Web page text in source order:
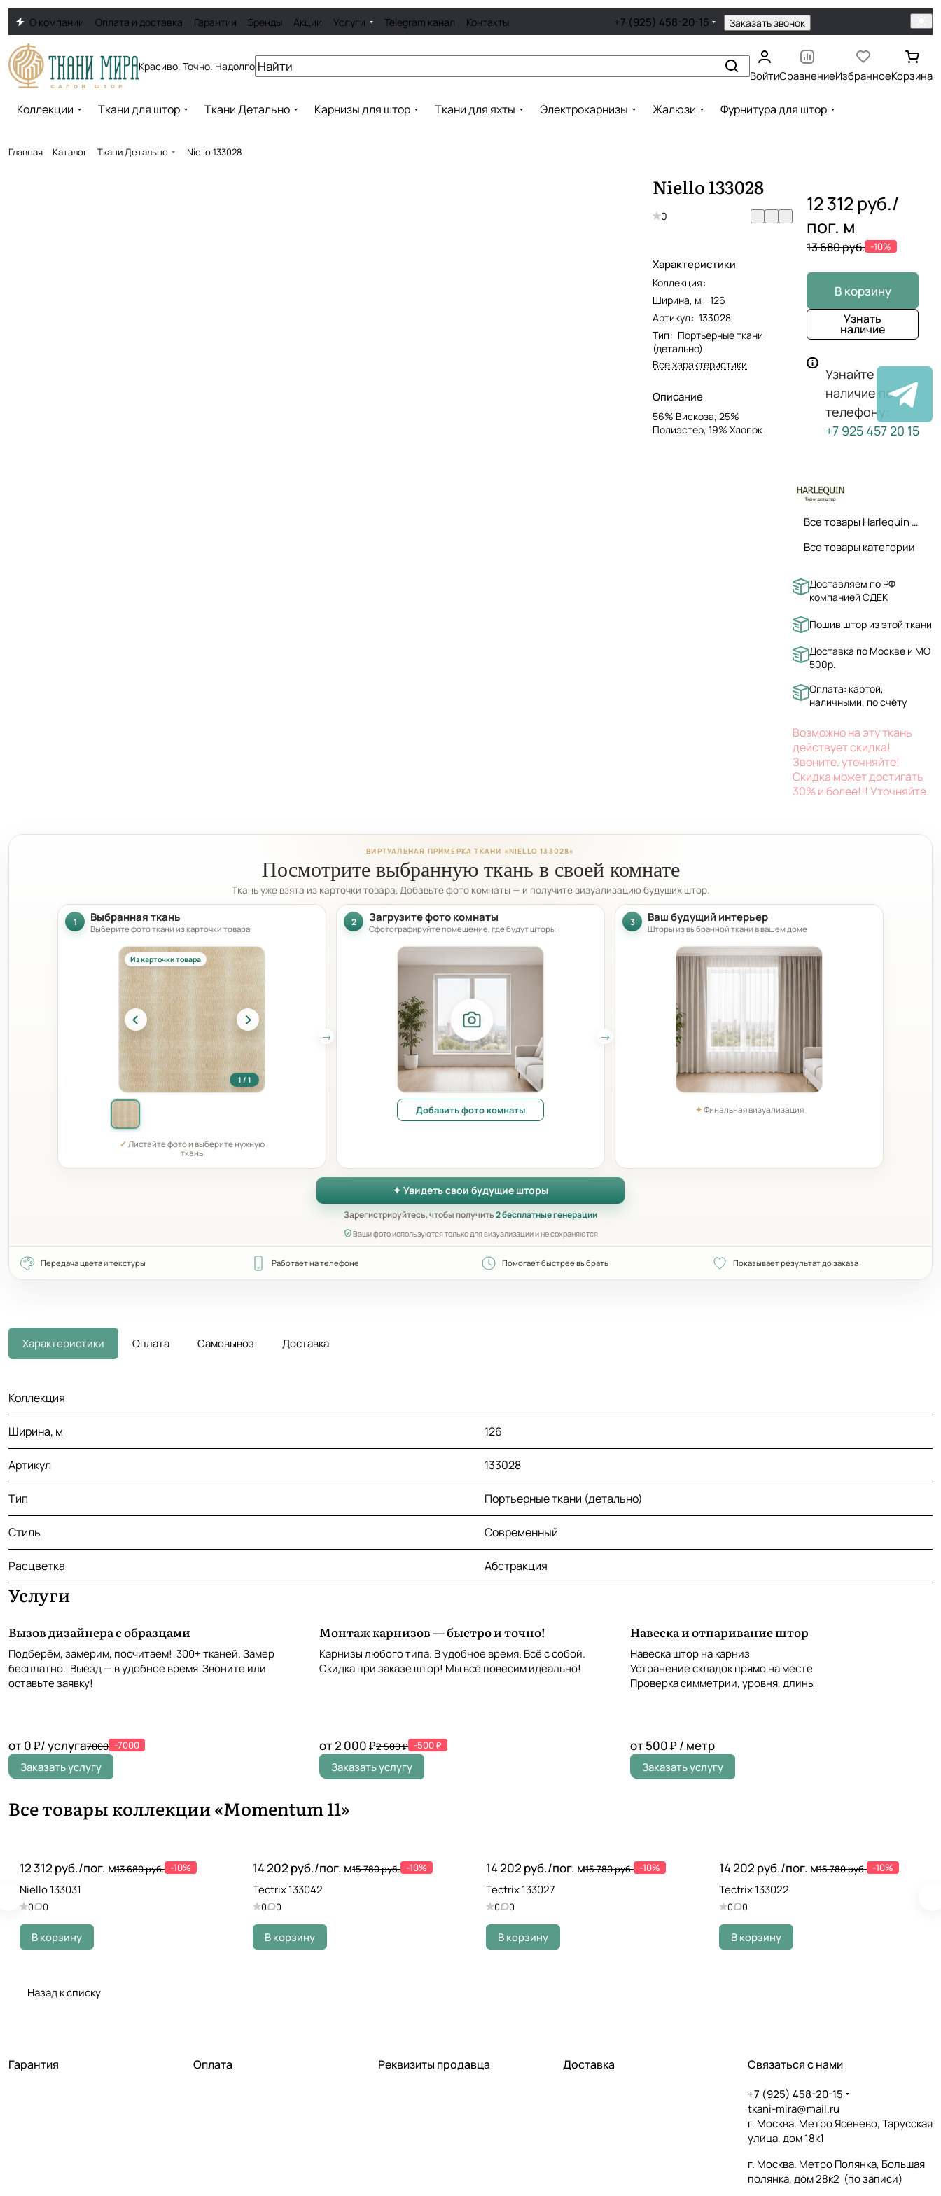
О компании Оплата и доставка Гарантии Бренды Акции Услуги Telegram канал Контакты +7 (925) 458-20-15 Заказать звонок
Красиво. Точно. Надолго
ВойтиСравнениеИзбранноеКорзина
Коллекции Ткани для штор Ткани Детально Карнизы для штор Ткани для яхты Электрокарнизы Жалюзи Фурнитура для штор
Главная Каталог Ткани Детально Niello 133028
Niello 133028
0
Характеристики
Коллекция:
Ширина, м: 126
Артикул: 133028
Тип: Портьерные ткани
(детально)
Все характеристики
Описание
56% Вискоза, 25%
Полиэстер, 19% Хлопок
12 312 руб./
пог. м
13 680 руб. -10%
В корзину
Узнать
наличие
Узнайте
наличие по
телефону:
+7 925 457 20 15
Все товары Harlequin ткани
Все товары категории
Доставляем по РФ
компанией СДЕК
Пошив штор из этой ткани
Доставка по Москве и МО
500р.
Оплата: картой,
наличными, по счёту
Возможно на эту ткань
действует скидка!
Звоните, уточняйте!
Скидка может достигать
30% и более!!! Уточняйте.
ВИРТУАЛЬНАЯ ПРИМЕРКА ТКАНИ «NIELLO 133028»
Посмотрите выбранную ткань в своей комнате
Ткань уже взята из карточки товара. Добавьте фото комнаты — и получите визуализацию будущих штор.
1 Выбранная ткань
Выберите фото ткани из карточки товара
Из карточки товара
1 / 1
✓Листайте фото и выберите нужную
ткань
2 Загрузите фото комнаты
Сфотографируйте помещение, где будут шторы
Добавить фото комнаты
3 Ваш будущий интерьер
Шторы из выбранной ткани в вашем доме
✦Финальная визуализация
✦ Увидеть свои будущие шторы
Зарегистрируйтесь, чтобы получить2 бесплатные генерации
Ваши фото используются только для визуализации и не сохраняются
Передача цвета и текстуры Работает на телефоне Помогает быстрее выбрать Показывает результат до заказа
Характеристики Оплата Самовывоз Доставка
Коллекция
Ширина, м 126
Артикул 133028
Тип Портьерные ткани (детально)
Стиль Современный
Расцветка Абстракция
Услуги
Вызов дизайнера с образцами
Подберём, замерим, посчитаем! 300+ тканей. Замер
бесплатно. Выезд — в удобное время Звоните или
оставьте заявку!
от 0 ₽/ услуга7000 -7000
Заказать услугу
Монтаж карнизов — быстро и точно!
Карнизы любого типа. В удобное время. Всё с собой.
Скидка при заказе штор! Мы всё повесим идеально!
от 2 000 ₽2 500 ₽ -500 ₽
Заказать услугу
Навеска и отпаривание штор
Навеска штор на карниз
Устранение складок прямо на месте
Проверка симметрии, уровня, длины
от 500 ₽ / метр
Заказать услугу
Все товары коллекции «Momentum 11»
12 312 руб./пог. м13 680 руб. -10%
Niello 133031
0 0
В корзину
14 202 руб./пог. м15 780 руб. -10%
Tectrix 133042
0 0
В корзину
14 202 руб./пог. м15 780 руб. -10%
Tectrix 133027
0 0
В корзину
14 202 руб./пог. м15 780 руб. -10%
Tectrix 133022
0 0
В корзину
Назад к списку
Гарантия Оплата Реквизиты продавца Доставка Связаться с нами
+7 (925) 458-20-15
tkani-mira@mail.ru
г. Москва. Метро Ясенево, Тарусская
улица, дом 18к1
г. Москва. Метро Полянка, Большая
полянка, дом 28к2 (по записи)